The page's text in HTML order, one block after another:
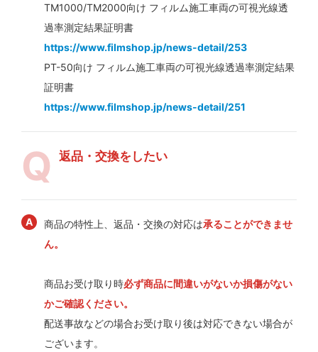
TM1000/TM2000向け フィルム施工車両の可視光線透
過率測定結果証明書
https://www.filmshop.jp/news-detail/253
PT-50向け フィルム施工車両の可視光線透過率測定結果
証明書
https://www.filmshop.jp/news-detail/251
返品・交換をしたい
商品の特性上、返品・交換の対応は承ることができませ
ん。
商品お受け取り時必ず商品に間違いがないか損傷がない
かご確認ください。
配送事故などの場合お受け取り後は対応できない場合が
ございます。